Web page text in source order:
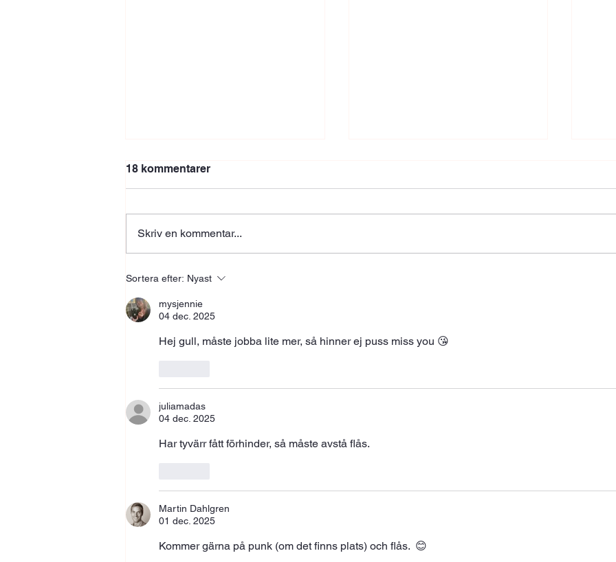
Vecka 32 Lagret
8min AMRAP 8 air squats / hopp
8 Vindrutetorkare (4 / sida) 8min
18 kommentarer
Skriv en kommentar...
Sortera efter: Nyast
mysjennie
04 dec. 2025
Hej gull, måste jobba lite mer, så hinner ej puss miss you 😘
juliamadas
04 dec. 2025
Har tyvärr fått förhinder, så måste avstå flås.
Martin Dahlgren
01 dec. 2025
Kommer gärna på punk (om det finns plats) och flås.  😊